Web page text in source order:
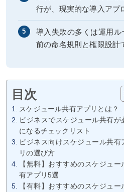
行が、現実的な導入アプ
5
導入失敗の多くは運用
前の命名規則と権限設計
目次
スケジュール共有アプリとは？
ビジネスでスケジュール共有が
になるチェックリスト
ビジネス向けスケジュール共有
リの選び方
【無料】おすすめのスケジュー
有アプリ5選
【有料】おすすめのスケジュー